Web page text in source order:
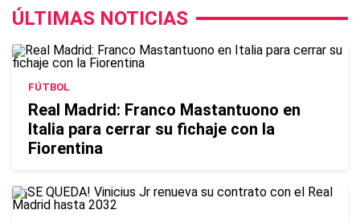
ÚLTIMAS NOTICIAS
FÚTBOL
Real Madrid: Franco Mastantuono en
Italia para cerrar su fichaje con la
Fiorentina